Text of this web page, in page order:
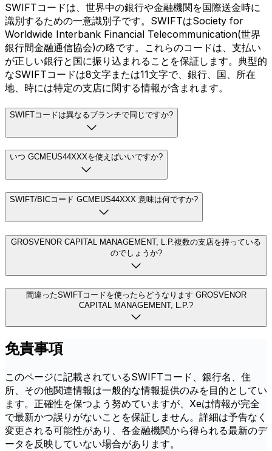
SWIFTコードは、世界中の銀行や金融機関を国際送金時に
識別するための一意識別子です。SWIFTはSociety for
Worldwide Interbank Financial Telecommunication(世界
銀行間金融通信協会)の略です。これらのコードは、支払い
が正しい銀行と国に振り込まれることを保証します。典型的
なSWIFTコードは8文字または11文字で、銀行、国、所在
地、時には特定の支店に関する情報が含まれます。
SWIFTコードは異なるブランチで同じですか?
いつ GCMEUS44XXXを使えばいいですか?
SWIFT/BICコード GCMEUS44XXX 意味は何ですか?
GROSVENOR CAPITAL MANAGEMENT, L.P.複数の支店を持っている
のでしょうか?
間違ったSWIFTコードを使ったらどうなります GROSVENOR
CAPITAL MANAGEMENT, L.P.?
免責事項
このページに記載されているSWIFTコード、銀行名、住
所、その他関連情報は一般的な情報提供のみを目的としてい
ます。正確性を保つよう努めていますが、Xeは情報が完全
で最新かつ誤りがないことを保証しません。詳細は予告なく
変更される可能性があり、各金融機関から得られる最新のデ
ータを反映していない場合があります。